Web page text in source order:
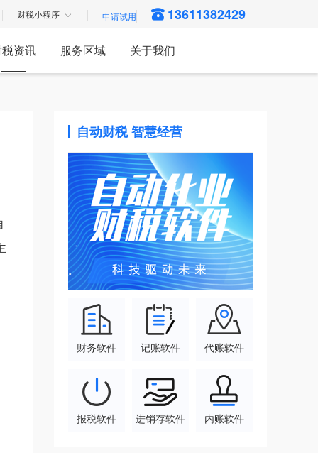
财税小程序 13611382429
资讯 服务区域 关于我们
自动财税 智慧经营
财务软件 记账软件 代账软件
报税软件 进销存软件 内账软件